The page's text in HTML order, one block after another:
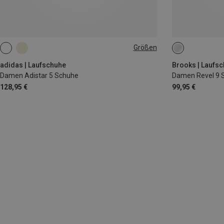
Größen
adidas | Laufschuhe
Damen Adistar 5 Schuhe
128,95 €
Brooks |
Damen Revel 9
99,95 €